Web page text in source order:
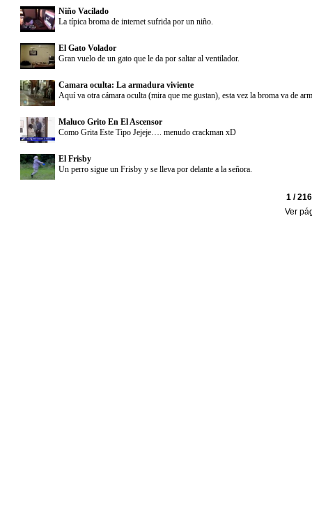
Niño Vacilado
La típica broma de internet sufrida por un niño.
El Gato Volador
Gran vuelo de un gato que le da por saltar al ventilador.
Camara oculta: La armadura viviente
Aquí va otra cámara oculta (mira que me gustan), esta vez la broma va de
Maluco Grito En El Ascensor
Como Grita Este Tipo Jejeje…. menudo crackman xD
El Frisby
Un perro sigue un Frisby y se lleva por delante a la señora.
1 /
Ver